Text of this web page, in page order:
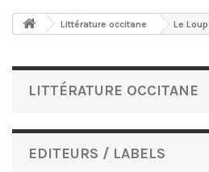
Littérature occitane Le
LITTÉRATURE OCCITANE
EDITEURS / LABELS